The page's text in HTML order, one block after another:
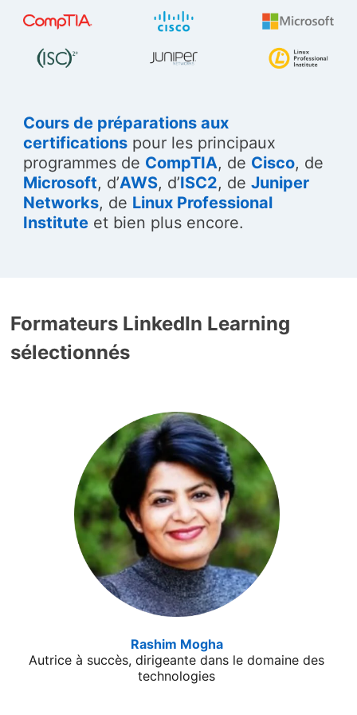
Cours de préparations aux
certifications pour les principaux
programmes de CompTIA, de Cisco, de
Microsoft, d’AWS, d’ISC2, deJuniper
Networks, de Linux Professional
Institute et bien plus encore.
Formateurs LinkedIn Learning
sélectionnés
Rashim Moghaopens in a new tab
Autrice à succès, dirigeante dans le domaine des
technologies